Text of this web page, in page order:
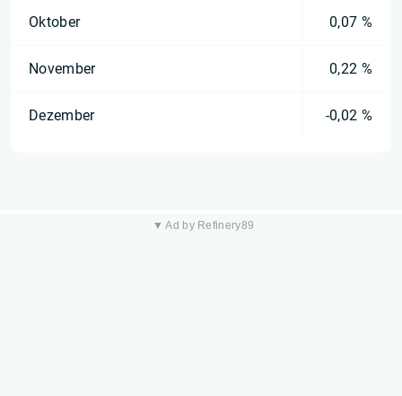
Oktober 0,07 %
November 0,22 %
Dezember -0,02 %
▼ Ad by Refinery89